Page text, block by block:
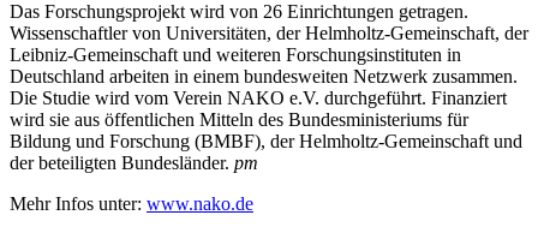
Das Forschungsprojekt wird von 26 Einrichtungen getragen.
Wissenschaftler von Universitäten, der Helmholtz-Gemeinschaft, der
Leibniz-Gemeinschaft und weiteren Forschungsinstituten in
Deutschland arbeiten in einem bundesweiten Netzwerk zusammen.
Die Studie wird vom Verein NAKO e.V. durchgeführt. Finanziert
wird sie aus öffentlichen Mitteln des Bundesministeriums für
Bildung und Forschung (BMBF), der Helmholtz-Gemeinschaft und
der beteiligten Bundesländer. pm
Mehr Infos unter: www.nako.de